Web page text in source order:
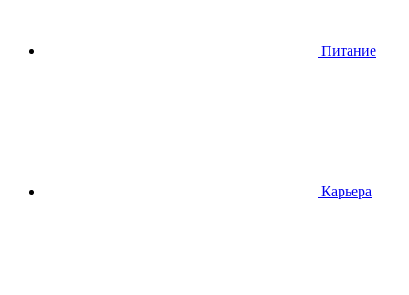
Питание
Карьера